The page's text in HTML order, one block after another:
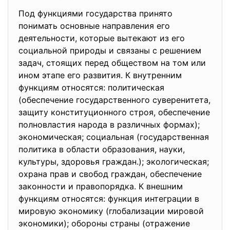
Под функциями государства принято
понимать основные направления его
деятельности, которые вытекают из его
социальной природы и связаны с решением
задач, стоящих перед обществом на том или
ином этапе его развития. К внутренним
функциям относятся: политическая
(обеспечение государственного суверенитета,
защиту конституционного строя, обеспечение
полновластия народа в различных формах);
экономическая; социальная (государственная
политика в области образования, науки,
культуры, здоровья граждан.); экологическая;
охрана прав и свобод граждан, обеспечение
законности и правопорядка. К внешним
функциям относятся: функция интеграции в
мировую экономику (глобализации мировой
экономики); обороны страны (отражение